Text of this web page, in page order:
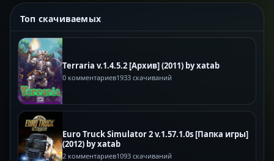
Топ скачиваемых
Terraria v.1.4.5.2 [Архив] (2011) by xatab
0 комментариев1933 скачиваний
Euro Truck Simulator 2 v.1.57.1.0s [Папка игры]
(2012) by xatab
2 комментариев1093 скачиваний